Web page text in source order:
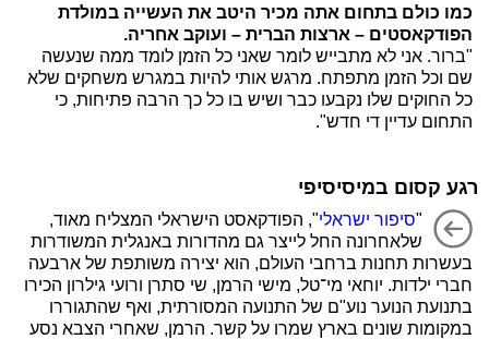
כמו כולם בתחום אתה מכיר היטב את העשייה במולדת
הפודקאסטים – ארצות הברית – ועוקב אחריה.
"ברור. אני לא מתבייש לומר שאני כל הזמן לומד ממה שנעשה
שם וכל הזמן מתפתח. מרגש אותי להיות במגרש משחקים שלא
כל החוקים שלו נקבעו כבר ושיש בו כל כך הרבה פתיחות, כי
התחום עדיין די חדש".
רגע קסום במיסיסיפי
"סיפור ישראלי", הפודקאסט הישראלי המצליח מאוד,
שלאחרונה החל לייצר גם מהדורות באנגלית המשודרות
בעשרות תחנות ברחבי העולם, הוא יצירה משותפת של ארבעה
חברי ילדות. יוחאי מי־טל, מישי הרמן, שי סתרן ורועי גילרון הכירו
בתנועת הנוער נוע"ם של התנועה המסורתית, ואף שהתגוררו
במקומות שונים בארץ שמרו על קשר. הרמן, שאחרי הצבא נסע